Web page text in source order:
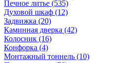
Печное литье (535)
Духовой шкаф (12)
Задвижка (20)
Каминная дверка (42)
Колосник (16)
Конфорка (4)
Монтажный тоннель (10)